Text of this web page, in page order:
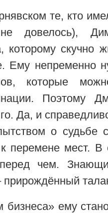
те, кто
не довелось),
которому скучно
Ему непременно
которые
Поэтому
Да, и
о судьбе
к перемене мест.
чем.
прирождённый
бизнеса» ему